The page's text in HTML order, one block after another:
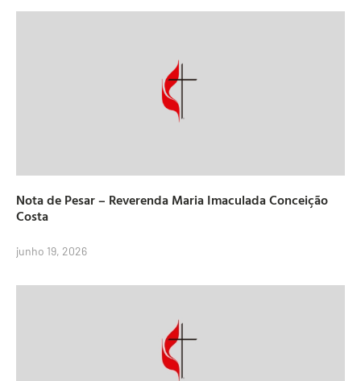
Nota de Pesar – Reverenda Maria Imaculada Conceição
Costa
junho 19, 2026